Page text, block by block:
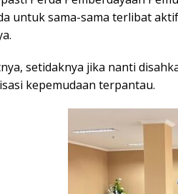
untuk sama-sama terlibat
setidaknya jika nanti
kepemudaan terpantau.